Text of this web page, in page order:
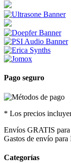
Pago seguro
* Los precios
Envíos GRATIS para
Gastos de envío
Categorías